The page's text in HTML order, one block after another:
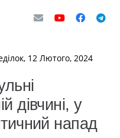
12 Лютого, 2024
дівчині, у
напад